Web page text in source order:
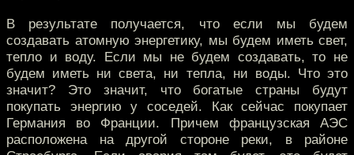
В результате получается, что если мы будем
создавать атомную энергетику, мы будем иметь свет,
тепло и воду. Если мы не будем создавать, то не
будем иметь ни света, ни тепла, ни воды. Что это
значит? Это значит, что богатые страны будут
покупать энергию у соседей. Как сейчас покупает
Германия во Франции. Причем французская АЭС
расположена на другой стороне реки, в районе